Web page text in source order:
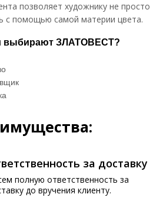
позволяет художнику не просто
с помощью самой материи цвета.
выбирают ЗЛАТОВЕСТ?
за доставку
полную ответственность за
до вручения клиенту.